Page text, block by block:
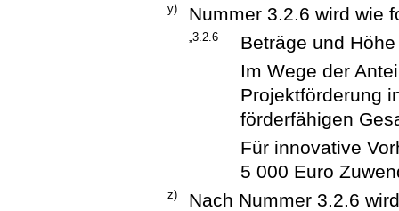
y) Nummer 3.2.6 wird wie
„3.2.6
Beträge und
Im Wege der
Projektförderung
förderfähigen
Für innovative
5 000 Euro
z) Nach Nummer 3.2.6